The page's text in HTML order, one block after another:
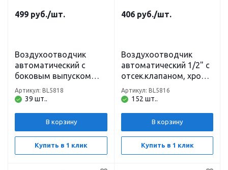
499 руб./шт.
Воздухоотводчик
автоматический c
боковым выпуском
1/2" TIM
39 шт..
Артикул: BL5818
В корзину
Купить в 1 клик
406 руб./шт.
Воздухоотводчик
автоматический 1/2" с
отсек.клапаном, хром
TIM
152 шт..
Артикул: BL5816
В корзину
Купить в 1 клик